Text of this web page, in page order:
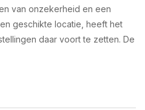
van onzekerheid en een
geschikte locatie, heeft het
daar voort te zetten. De